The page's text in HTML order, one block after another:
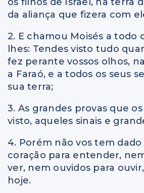
da aliança que fizera com
2. E chamou Moisés a todo
lhes: Tendes visto tudo
fez perante vossos olhos,
a Faraó, e a todos os seus
sua terra;
3. As grandes provas que
visto, aqueles sinais e
4. Porém não vos tem
coração para entender,
ver, nem ouvidos para
hoje.